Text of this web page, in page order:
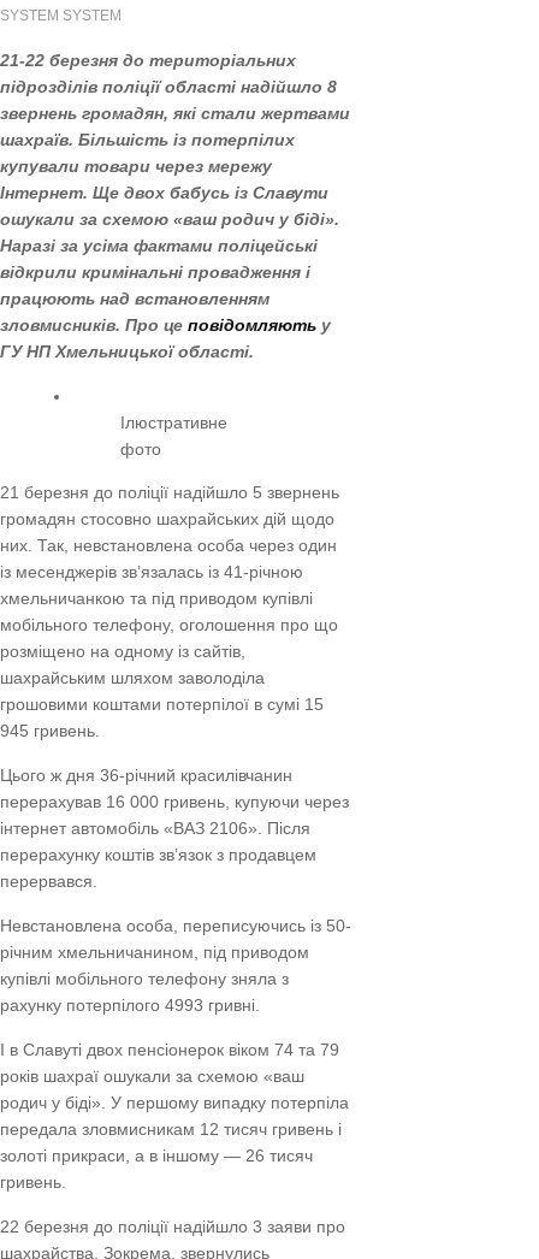
SYSTEM SYSTEM
21-22 березня до територіальних
підрозділів поліції області надійшло 8
звернень громадян, які стали жертвами
шахраїв. Більшість із потерпілих
купували товари через мережу
Інтернет. Ще двох бабусь із Славути
ошукали за схемою «ваш родич у біді».
Наразі за усіма фактами поліцейські
відкрили кримінальні провадження і
працюють над встановленням
зловмисників. Про це повідомляють у
ГУ НП Хмельницької області.
Ілюстративне
фото
21 березня до поліції надійшло 5 звернень
громадян стосовно шахрайських дій щодо
них. Так, невстановлена особа через один
із месенджерів зв’язалась із 41-річною
хмельничанкою та під приводом купівлі
мобільного телефону, оголошення про що
розміщено на одному із сайтів,
шахрайським шляхом заволоділа
грошовими коштами потерпілої в сумі 15
945 гривень.
Цього ж дня 36-річний красилівчанин
перерахував 16 000 гривень, купуючи через
інтернет автомобіль «ВАЗ 2106». Після
перерахунку коштів зв’язок з продавцем
перервався.
Невстановлена особа, переписуючись із 50-
річним хмельничанином, під приводом
купівлі мобільного телефону зняла з
рахунку потерпілого 4993 гривні.
І в Славуті двох пенсіонерок віком 74 та 79
років шахраї ошукали за схемою «ваш
родич у біді». У першому випадку потерпіла
передала зловмисникам 12 тисяч гривень і
золоті прикраси, а в іншому — 26 тисяч
гривень.
22 березня до поліції надійшло 3 заяви про
шахрайства. Зокрема, звернулись